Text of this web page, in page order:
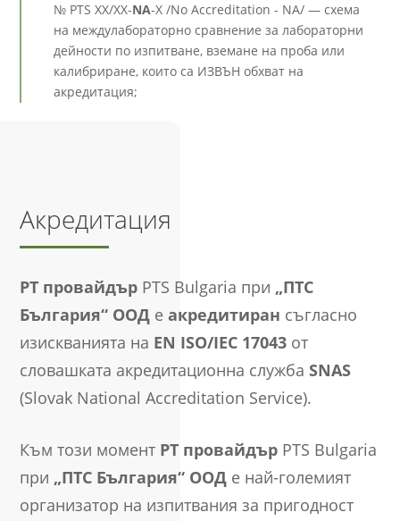
№ PTS XX/XX-NA-X /No Accreditation - NA/ — схема
на междулабораторно сравнение за лабораторни
дейности по изпитване, вземане на проба или
калибриране, които са ИЗВЪН обхват на
акредитация;
Акредитация
РТ провайдър PTS Bulgaria при „ПТС
България“ ООД еакредитиран съгласно
изискванията на EN ISO/IEC 17043 от
словашката акредитационна службаSNAS
(Slovak National Accreditation Service).
Към този момент РТ провайдър PTS Bulgaria
при „ПТС България“ ООД e най-големият
организатор на изпитвания за пригодност